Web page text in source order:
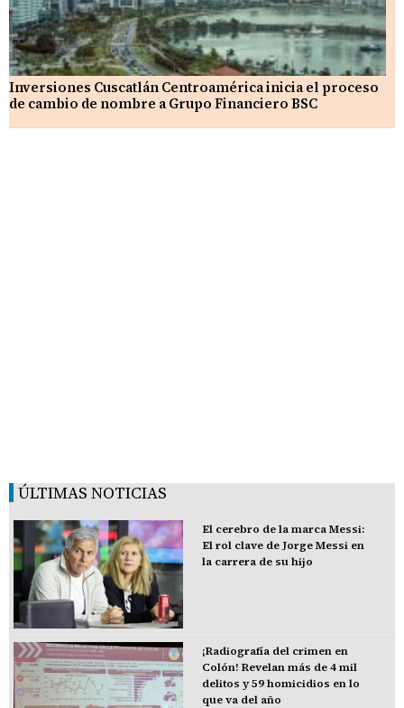
Inversiones Cuscatlán Centroamérica inicia el proceso
de cambio de nombre a Grupo Financiero BSC
ÚLTIMAS NOTICIAS
El cerebro de la marca Messi:
El rol clave de Jorge Messi en
la carrera de su hijo
¡Radiografía del crimen en
Colón! Revelan más de 4 mil
delitos y 59 homicidios en lo
que va del año